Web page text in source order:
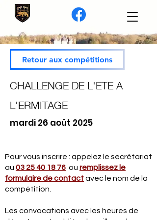
Retour aux compétitions
CHALLENGE DE L'ETE A
L'ERMITAGE
mardi 26 août 2025
Pour vous inscrire : appelez le secrétariat
au 03 25 40 18 76 ou remplissez le
formulaire de contactavec le nom de la
compétition.
Les convocations avec les heures de